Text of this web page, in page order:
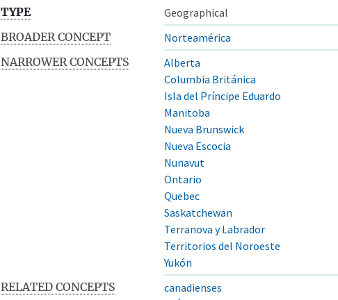
TYPE
Geographical
BROADER CONCEPT
Norteamérica
NARROWER CONCEPTS
Alberta
Columbia Británica
Isla del Príncipe Eduardo
Manitoba
Nueva Brunswick
Nueva Escocia
Nunavut
Ontario
Quebec
Saskatchewan
Terranova y Labrador
Territorios del Noroeste
Yukón
RELATED CONCEPTS
canadienses